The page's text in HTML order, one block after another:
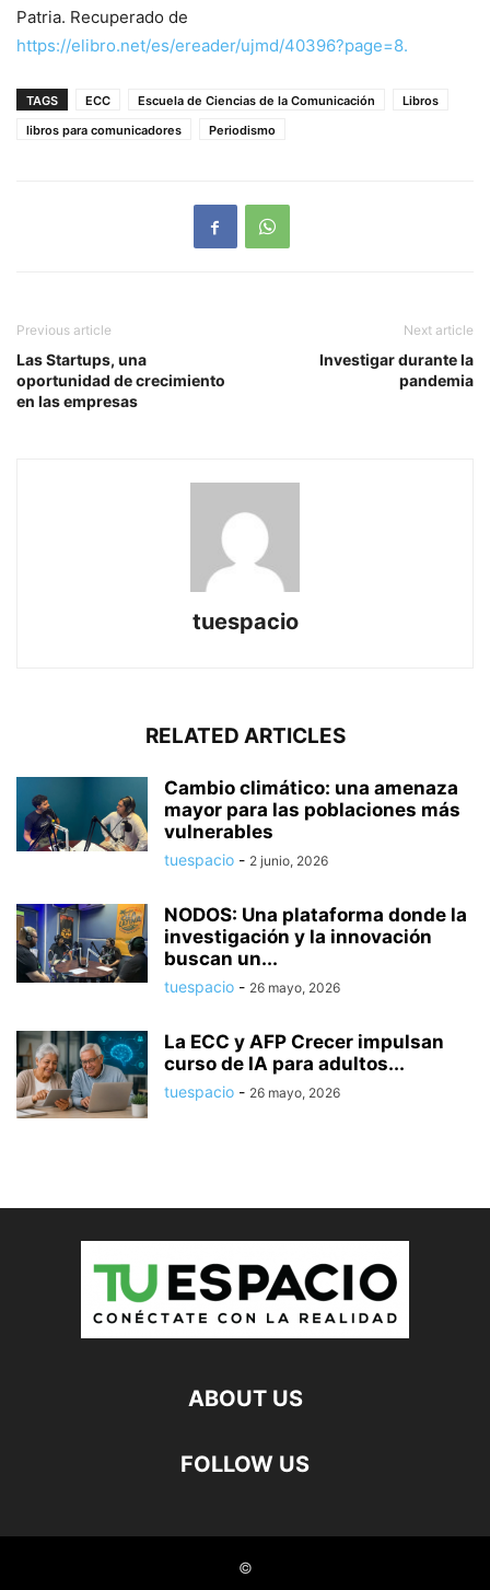
Patria. Recuperado de
https://elibro.net/es/ereader/ujmd/40396?page=8.
TAGS ECC Escuela de Ciencias de la Comunicación
Libros
libros para comunicadores
Periodismo
Previous article
Las Startups, una
oportunidad de crecimiento
en las empresas
Next article
Investigar durante la
pandemia
tuespacio
RELATED ARTICLES
Cambio climático: una amenaza
mayor para las poblaciones más
vulnerables
tuespacio - 2 junio, 2026
NODOS: Una plataforma donde la
investigación y la innovación
buscan un...
tuespacio - 26 mayo, 2026
La ECC y AFP Crecer impulsan
curso de IA para adultos...
tuespacio - 26 mayo, 2026
ABOUT US
FOLLOW US
©